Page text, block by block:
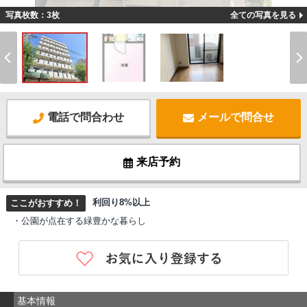
写真枚数：3枚 全ての写真を見る
電話で問合わせ メールで問合せ
来店予約
ここがおすすめ！
利回り8%以上
・公園が点在する緑豊かな暮らし
基本情報